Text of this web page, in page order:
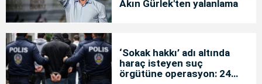
Akın Gürlek'ten yalanlama
‘Sokak hakkı’ adı altında
haraç isteyen suç
örgütüne operasyon: 24